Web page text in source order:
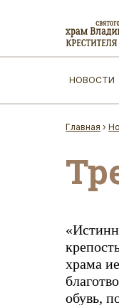
НОВОСТИ
Главная ›
храма
обувь,